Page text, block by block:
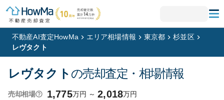
不動産AI査定HowMa エリア相場情報 東京都
杉並区
レヴタクト
レヴタクト の売却査定・相場情報
売却相場 1,775万円 ～ 2,018万円